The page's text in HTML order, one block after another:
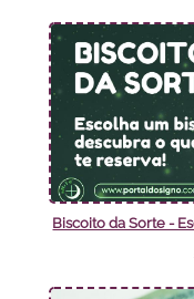
Biscoito da Sorte -